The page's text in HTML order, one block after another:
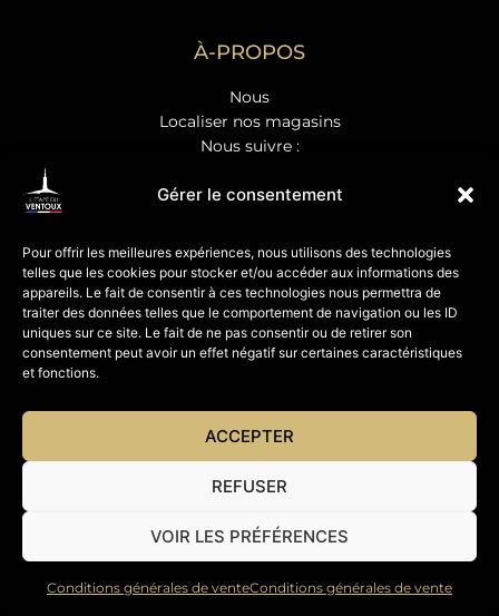
Gérer le consentement
Pour offrir les meilleures expériences, nous utilisons des technologies
telles que les cookies pour stocker et/ou accéder aux informations des
appareils. Le fait de consentir à ces technologies nous permettra de
traiter des données telles que le comportement de navigation ou les ID
uniques sur ce site. Le fait de ne pas consentir ou de retirer son
consentement peut avoir un effet négatif sur certaines caractéristiques
et fonctions.
ACCEPTER
REFUSER
VOIR LES PRÉFÉRENCES
Conditions générales de venteConditions générales de vente
À-PROPOS
Nous
Localiser nos magasins
Nous suivre :
ET VOUS
Vos suggestions, vos avis
Partagez vos photos
© WebsiteStudio Orkidées